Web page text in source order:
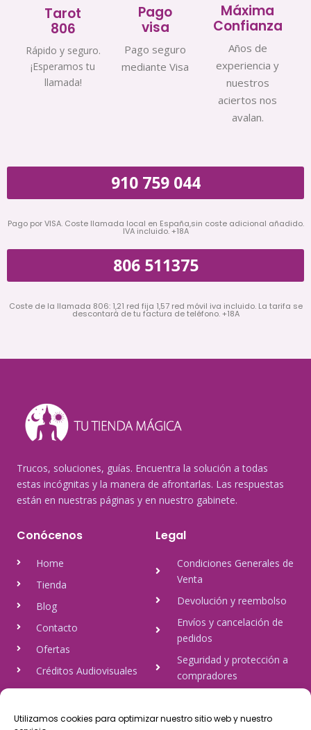
Utilizamos cookies para optimizar nuestro sitio web y nuestro
Tarot
806
Rápido y seguro.
¡Esperamos tu
llamada!
Pago
visa
Pago seguro
mediante Visa
Máxima
Confianza
Años de
experiencia y
nuestros
aciertos nos
avalan.
910 759 044
Pago por VISA. Coste llamada local en España,sin coste adicional añadido.
IVA incluido. +18A
806 511375
Coste de la llamada 806: 1,21 red fija 1,57 red móvil iva incluido. La tarifa se
descontará de tu factura de teléfono. +18A
Trucos, soluciones, guías. Encuentra la solución a todas
estas incógnitas y la manera de afrontarlas. Las respuestas
están en nuestras páginas y en nuestro gabinete.
Conócenos
Home
Tienda
Blog
Contacto
Ofertas
Créditos Audiovisuales
tulineamagica.com
Legal
Condiciones Generales de
Venta
Devolución y reembolso
Envíos y cancelación de
pedidos
Seguridad y protección a
compradores
Política de cookies